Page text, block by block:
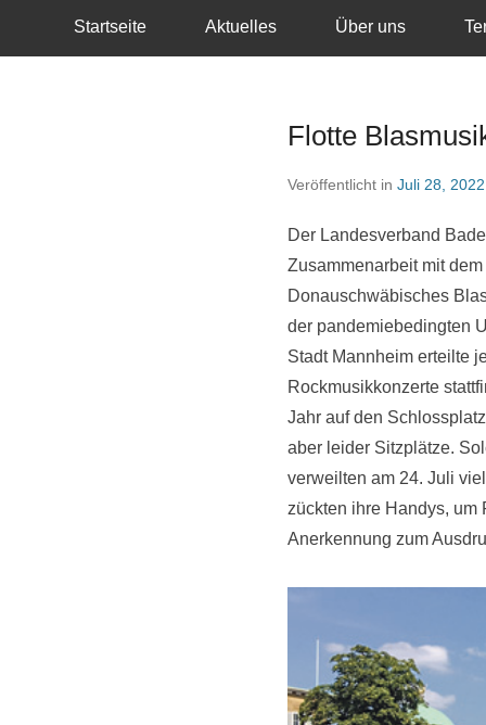
Startseite Aktuelles Über uns
Flotte
Veröffentlicht in Juli 28, 2022
Der Landesverband
Zusammenarbeit mit
Donauschwäbisches
der pandemiebedingten
Stadt Mannheim erteilte
Rockmusikkonzerte
Jahr auf den
aber leider Sitzplätze.
verweilten am 24. Juli
zückten ihre Handys, um
Anerkennung zum